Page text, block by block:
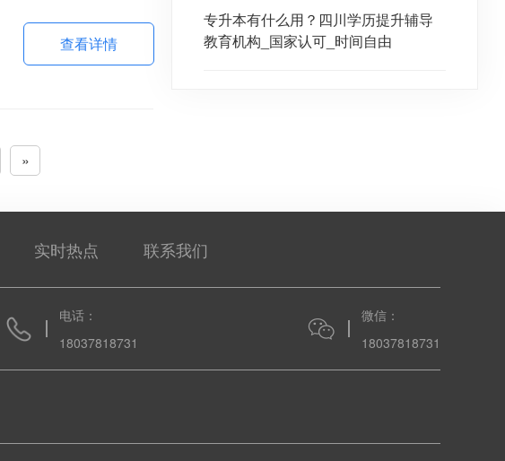
查看详情
专升本有什么用？四川学历提升辅导
教育机构_国家认可_时间自由
»
实时热点 联系我们
电话：
18037818731
微信：
18037818731